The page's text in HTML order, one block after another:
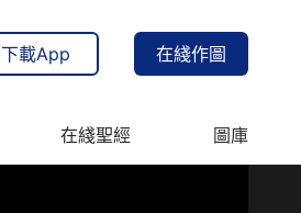
下載App 在綫作圖
在綫聖經 圖庫